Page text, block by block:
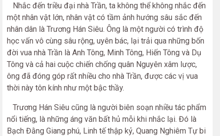
Nhắc đến triều đại nhà Trần, ta không thể không nhắc đến
một nhân vật lớn, nhân vật có tầm ảnh hướng sâu sắc đến
nhân dân là Trương Hán Siêu. Ông là một người có trình độ
học vấn vô cùng sâu rộng, uyên bác, lại trải qua những bốn
đời vua nhà Trần là Anh Tông, Minh Tông, Hiến Tông và Dụ
Tông và cả hai cuộc chiến chống quân Nguyên xâm lược,
ông đã đóng góp rất nhiều cho nhà Trần, được các vị vua
thời này tôn kính như một bậc thầy.
Trương Hán Siêu cũng là người biên soạn nhiều tác phẩm
nổi tiếng, là những áng văn bất hủ mỗi khi nhắc lại. Đó là
Bạch Đằng Giang phú, Linh tế thập kỷ, Quang Nghiêm Tự bi